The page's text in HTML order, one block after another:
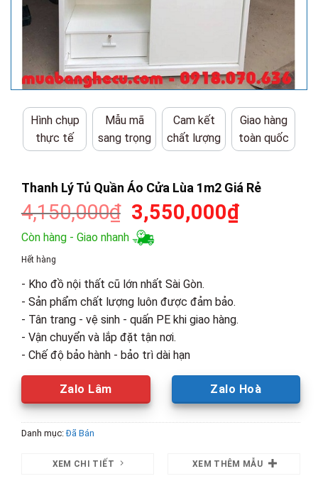
Hình chụp
thực tế
Mẫu mã
sang trọng
Cam kết
chất lượng
Giao hàng
toàn quốc
Thanh Lý Tủ Quần Áo Cửa Lùa 1m2 Giá Rẻ
4,150,000₫ Giá
gốc
là:
3,550,000₫Giá
Còn hàng - Giao nhanh
Hết hàng
- Kho đồ nội thất cũ lớn nhất Sài Gòn.
- Sản phẩm chất lượng luôn được đảm bảo.
- Tân trang - vệ sinh - quấn PE khi giao hàng.
- Vận chuyển và lắp đặt tận nơi.
- Chế độ bảo hành - bảo trì dài hạn
Zalo Lâm Zalo Hoà
Danh mục:Đã Bán
XEM CHI TIẾT XEM THÊM MẪU